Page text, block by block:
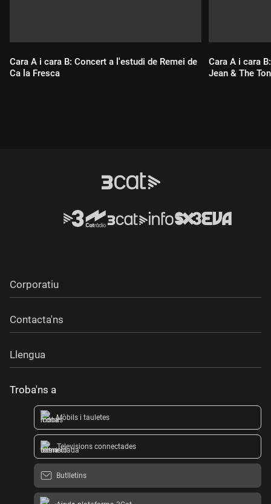
Cara A i cara B: Concert a l'estudi de Remei de
Ca la Fresca
Cara A i cara
Jean & The
Corporatiu
Contacta'ns
Llengua
Troba'ns a
Mòbils i tauletes
Televisions connectades
Butlletins